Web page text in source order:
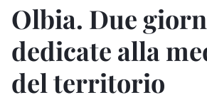
Olbia. Due
dedicate alla
del territorio